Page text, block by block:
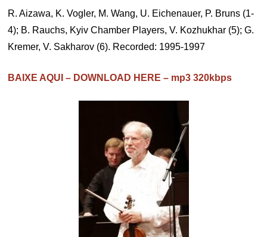
R. Aizawa, K. Vogler, M. Wang, U. Eichenauer, P. Bruns (1-
4); B. Rauchs, Kyiv Chamber Players, V. Kozhukhar (5); G.
Kremer, V. Sakharov (6). Recorded: 1995-1997
BAIXE AQUI – DOWNLOAD HERE – mp3 320kbps